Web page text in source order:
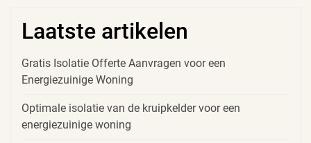
Laatste artikelen
Gratis Isolatie Offerte Aanvragen voor een
Energiezuinige Woning
Optimale isolatie van de kruipkelder voor een
energiezuinige woning